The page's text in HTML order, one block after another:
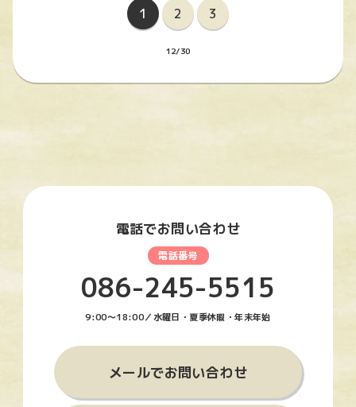
1 2 3
12/30
電話でお問い合わせ
086-245-5515
9:00〜18:00／水曜日・夏季休暇・年末年始
メールでお問い合わせ